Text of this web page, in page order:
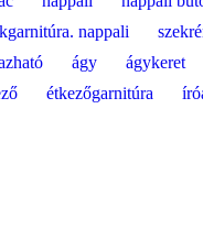
nappali
ágy ágykeret
étkezőgarnitúra